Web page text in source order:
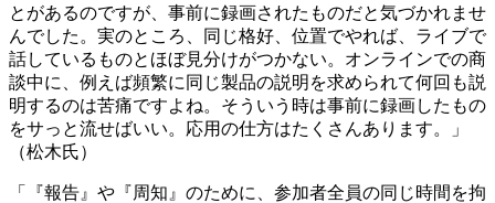
とがあるのですが、事前に録画されたものだと気づかれませ
んでした。実のところ、同じ格好、位置でやれば、ライブで
話しているものとほぼ見分けがつかない。オンラインでの商
談中に、例えば頻繁に同じ製品の説明を求められて何回も説
明するのは苦痛ですよね。そういう時は事前に録画したもの
をサっと流せばいい。応用の仕方はたくさんあります。」
（松木氏）
「『報告』や『周知』のために、参加者全員の同じ時間を拘